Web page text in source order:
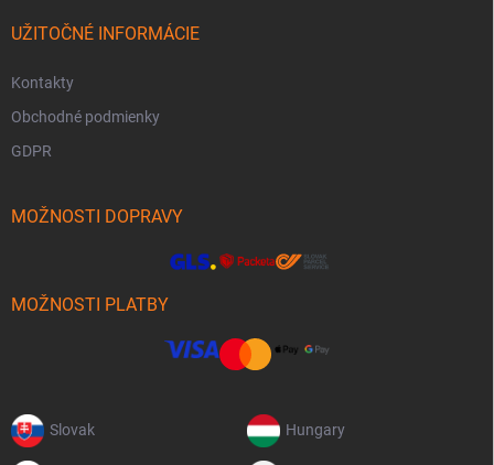
UŽITOČNÉ INFORMÁCIE
Kontakty
Obchodné podmienky
GDPR
MOŽNOSTI DOPRAVY
MOŽNOSTI PLATBY
Slovak Hungary